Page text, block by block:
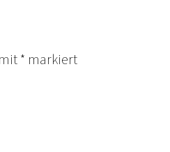
* markiert